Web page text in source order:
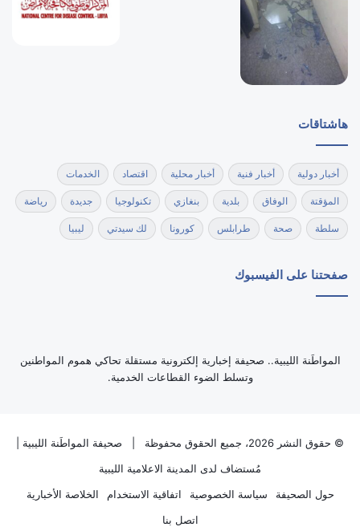
هاشتاقات
أخبار دولية أخبار فنية أخبار محلية اقتصاد الخدمات
المؤقتة الوفاق بلدية بنغازي تكنولوجيا جديدة رياضة
سلطة صحة طرابلس كورونا لك سيدتي ليبيا
صفحتنا على الفيسبوك
‏المواطَنة الليبية.. صحيفة إخبارية إلكترونية مستقلة تحاكي هموم المواطنين
وتسلط الضوء القطاعات الخدمية.
© حقوق النشر 2026، جميع الحقوق محفوظة | صحيفة المواطَنة الليبية
مُستضاف لدى المدينة الاعلامية الليبية
حول الصحيفة
سياسة الخصوصية اتفاقية الاستخدام
الخلاصة الأخبارية
اتصل بنا